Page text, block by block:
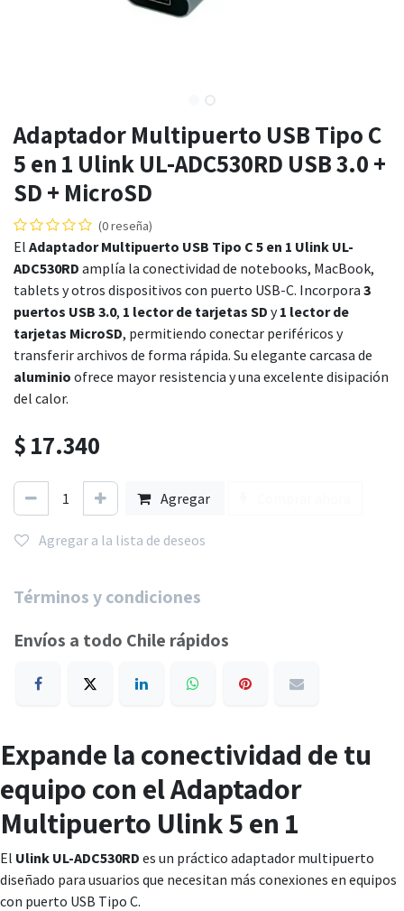
Adaptador Multipuerto USB Tipo C
5 en 1 Ulink UL-ADC530RD USB 3.0 +
SD + MicroSD
(0 reseña)
El Adaptador Multipuerto USB Tipo C 5 en 1 Ulink UL-
ADC530RD amplía la conectividad de notebooks, MacBook,
tablets y otros dispositivos con puerto USB-C. Incorpora 3
puertos USB 3.0, 1 lector de tarjetas SD y1 lector de
tarjetas MicroSD, permitiendo conectar periféricos y
transferir archivos de forma rápida. Su elegante carcasa de
aluminio ofrece mayor resistencia y una excelente disipación
del calor.
$17.340
Agregar
Agregar a la lista de deseos
Términos y condiciones
Envíos a todo Chile rápidos
Expande la conectividad de tu
equipo con el Adaptador
Multipuerto Ulink 5 en 1
El Ulink UL-ADC530RD es un práctico adaptador multipuerto
diseñado para usuarios que necesitan más conexiones en equipos
con puerto USB Tipo C.